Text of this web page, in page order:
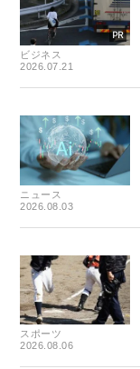
ビジネス
2026.07.21
ニュース
2026.08.03
スポーツ
2026.08.06